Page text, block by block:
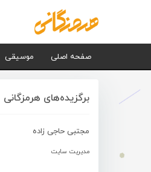
صفحه اصلی موسیقی
برگزیده‌های هرمزگانی
مجتبی حاجی زاده
مدیریت سایت